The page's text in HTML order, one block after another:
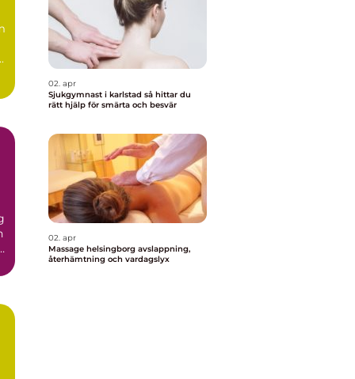
02. apr
Sjukgymnast i karlstad så hittar du
rätt hjälp för smärta och besvär
02. apr
Massage helsingborg avslappning,
återhämtning och vardagslyx